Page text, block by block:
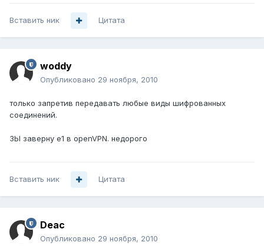
Вставить ник Цитата
woddy
Опубликовано 29 ноября, 2010
только запретив передавать любые виды шифрованных
соединений.
ЗЫ заверну е1 в openVPN. недорого
Вставить ник Цитата
Deac
Опубликовано 29 ноября, 2010